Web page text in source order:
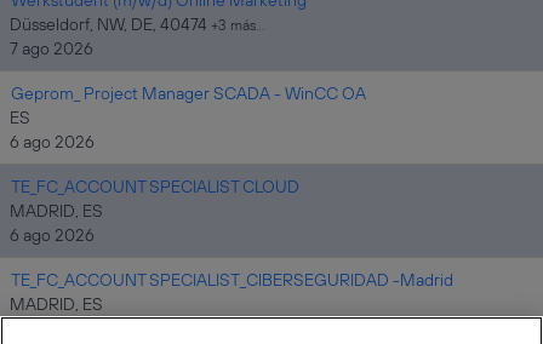
Düsseldorf, NW, DE, 40474 +3 más…
7 ago 2026
Geprom_ Project Manager SCADA - WinCC OA
ES
6 ago 2026
TE_FC_ACCOUNT SPECIALIST CLOUD
MADRID, ES
6 ago 2026
TE_FC_ACCOUNT SPECIALIST_CIBERSEGURIDAD -Madrid
MADRID, ES